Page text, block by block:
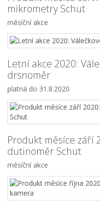
mikrometry Schut
měsíční akce
Letní akce 2020:
drsnoměr
platná do 31.8.2020
Produkt měsíce září
dutinoměr Schut
měsíční akce